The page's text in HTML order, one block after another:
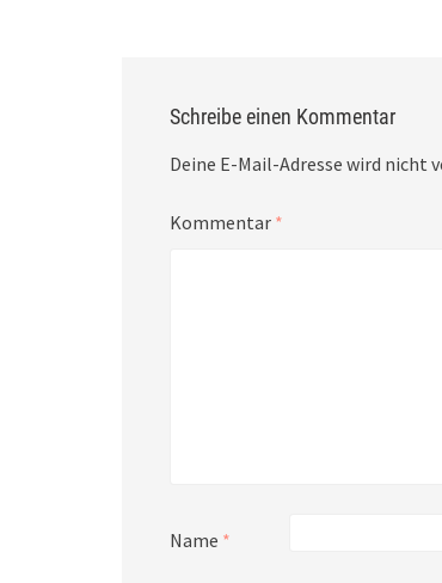
Schreibe einen Kommentar
Deine E-Mail-Adresse wird nicht
Kommentar *
Name *